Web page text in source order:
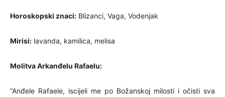
Horoskopski znaci: Blizanci, Vaga, Vodenjak
Mirisi: lavanda, kamilica, melisa
Molitva Arkanđelu Rafaelu:
“Anđele Rafaele, iscijeli me po Božanskoj milosti i očisti sva